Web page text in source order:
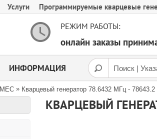
Услуги Программируемые кварцевые
РЕЖИМ РАБОТЫ:
онлайн заказы
ИНФОРМАЦИЯ
MEC » Кварцевый генератор 78.6432 МГц -
КВАРЦЕВЫЙ